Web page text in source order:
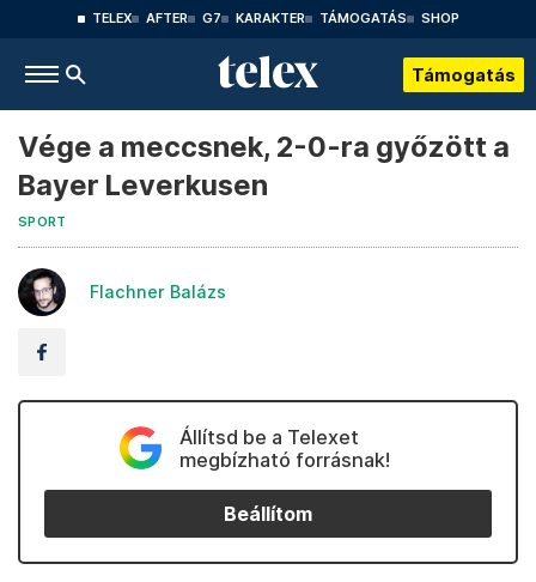
TELEX AFTER G7 KARAKTER TÁMOGATÁS SHOP
Támogatás
Vége a meccsnek, 2-0-ra győzött a
Bayer Leverkusen
SPORT
Flachner Balázs
Állítsd be a Telexet
megbízható forrásnak!
Beállítom